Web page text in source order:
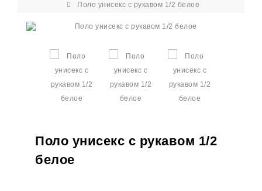
Поло унисекс с рукавом 1/2 белое
Поло унисекс с рукавом 1/2
белое